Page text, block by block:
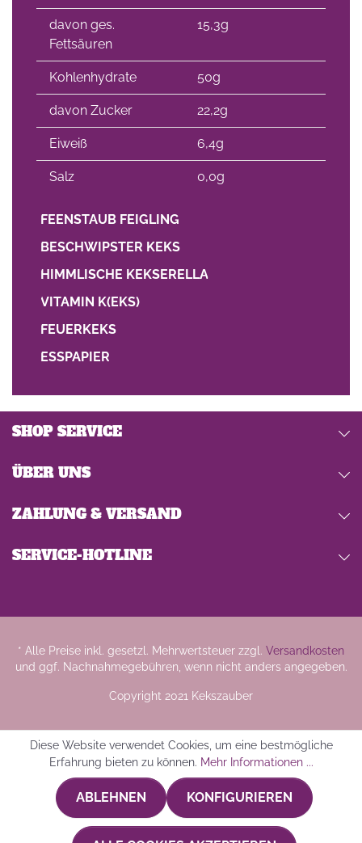
davon ges.
Fettsäuren
15,3g
Kohlenhydrate 50g
davon Zucker 22,2g
Eiweiß 6,4g
Salz 0,0g
FEENSTAUB FEIGLING
BESCHWIPSTER KEKS
HIMMLISCHE KEKSERELLA
VITAMIN K(EKS)
FEUERKEKS
ESSPAPIER
SERVICE-HOTLINE
SHOP SERVICE
ÜBER UNS
ZAHLUNG & VERSAND
* Alle Preise inkl. gesetzl. Mehrwertsteuer zzgl. Versandkosten
und ggf. Nachnahmegebühren, wenn nicht anders angegeben.
Copyright 2021 Kekszauber
Diese Website verwendet Cookies, um eine bestmögliche
Erfahrung bieten zu können. Mehr Informationen ...
ABLEHNEN KONFIGURIEREN